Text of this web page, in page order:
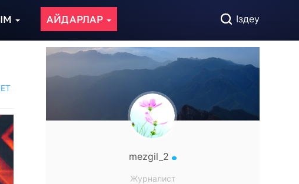
АЙДАРЛАР Іздеу
mezgil_2
Журналист